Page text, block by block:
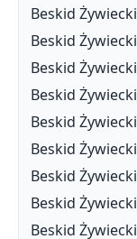
Beskid Żywiecki
Beskid Żywiecki
Beskid Żywiecki
Beskid Żywiecki
Beskid Żywiecki
Beskid Żywiecki
Beskid Żywiecki
Beskid Żywiecki
Beskid Żywiecki